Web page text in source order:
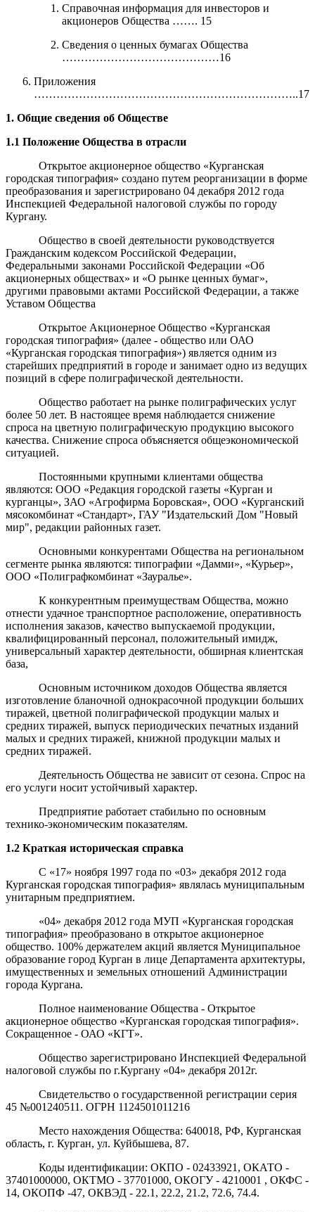
Справочная информация для инвесторов и
акционеров Общества ……. 15
Сведения о ценных бумагах Общества
……………………………………16
Приложения
……………………………………………………………..17
1. Общие сведения об Обществе
1.1 Положение Общества в отрасли
Открытое акционерное общество «Курганская
городская типография» создано путем реорганизации в форме
преобразования и зарегистрировано 04 декабря 2012 года
Инспекцией Федеральной налоговой службы по городу
Кургану.
Общество в своей деятельности руководствуется
Гражданским кодексом Российской Федерации,
Федеральными законами Российской Федерации «Об
акционерных обществах» и «О рынке ценных бумаг»,
другими правовыми актами Российской Федерации, а также
Уставом Общества
Открытое Акционерное Общество «Курганская
городская типография» (далее - общество или ОАО
«Курганская городская типография») является одним из
старейших предприятий в городе и занимает одно из ведущих
позиций в сфере полиграфической деятельности.
Общество работает на рынке полиграфических услуг
более 50 лет. В настоящее время наблюдается снижение
спроса на цветную полиграфическую продукцию высокого
качества. Снижение спроса объясняется общеэкономической
ситуацией.
Постоянными крупными клиентами общества
являются: ООО «Редакция городской газеты «Курган и
курганцы», ЗАО «Агрофирма Боровская», ООО «Курганский
мясокомбинат «Стандарт», ГАУ "Издательский Дом "Новый
мир", редакции районных газет.
Основными конкурентами Общества на региональном
сегменте рынка являются: типографии «Дамми», «Курьер»,
ООО «Полиграфкомбинат «Зауралье».
К конкурентным преимуществам Общества, можно
отнести удачное транспортное расположение, оперативность
исполнения заказов, качество выпускаемой продукции,
квалифицированный персонал, положительный имидж,
универсальный характер деятельности, обширная клиентская
база,
Основным источником доходов Общества является
изготовление бланочной однокрасочной продукции больших
тиражей, цветной полиграфической продукции малых и
средних тиражей, выпуск периодических печатных изданий
малых и средних тиражей, книжной продукции малых и
средних тиражей.
Деятельность Общества не зависит от сезона. Спрос на
его услуги носит устойчивый характер.
Предприятие работает стабильно по основным
технико-экономическим показателям.
1.2 Краткая историческая справка
С «17» ноября 1997 года по «03» декабря 2012 года
Курганская городская типография» являлась муниципальным
унитарным предприятием.
«04» декабря 2012 года МУП «Курганская городская
типография» преобразовано в открытое акционерное
общество. 100% держателем акций является Муниципальное
образование город Курган в лице Департамента архитектуры,
имущественных и земельных отношений Администрации
города Кургана.
Полное наименование Общества - Открытое
акционерное общество «Курганская городская типография».
Сокращенное - ОАО «КГТ».
Общество зарегистрировано Инспекцией Федеральной
налоговой службы по г.Кургану «04» декабря 2012г.
Свидетельство о государственной регистрации серия
45 №001240511. ОГРН 1124501011216
Место нахождения Общества: 640018, РФ, Курганская
область, г. Курган, ул. Куйбышева, 87.
Коды идентификации: ОКПО - 02433921, ОКАТО -
37401000000, ОКТМО - 37701000, ОКОГУ - 4210001 , ОКФС -
14, ОКОПФ -47, ОКВЭД - 22.1, 22.2, 21.2, 72.6, 74.4.